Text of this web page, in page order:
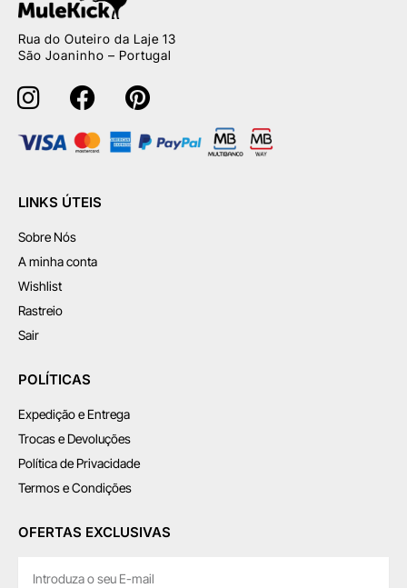
Rua do Outeiro da Laje 13
São Joaninho – Portugal
LINKS ÚTEIS
Sobre Nós
A minha conta
Wishlist
Rastreio
Sair
POLÍTICAS
Expedição e Entrega
Trocas e Devoluções
Política de Privacidade
Termos e Condições
OFERTAS EXCLUSIVAS